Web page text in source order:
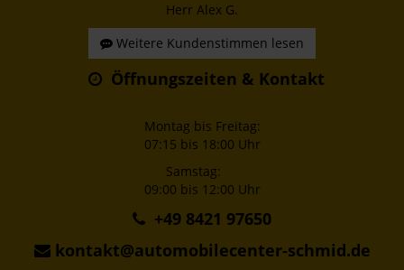
Herr Alex G.
Weitere Kundenstimmen lesen
Öffnungszeiten & Kontakt
Montag bis Freitag:
07:15 bis 18:00 Uhr
Samstag:
09:00 bis 12:00 Uhr
+49 8421 97650
kontakt@automobilecenter-schmid.de